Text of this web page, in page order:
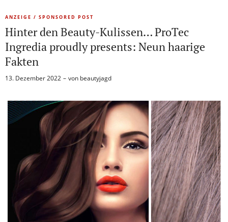
ANZEIGE / SPONSORED POST
Hinter den Beauty-Kulissen… ProTec
Ingredia proudly presents: Neun haarige
Fakten
13. Dezember 2022 von beautyjagd